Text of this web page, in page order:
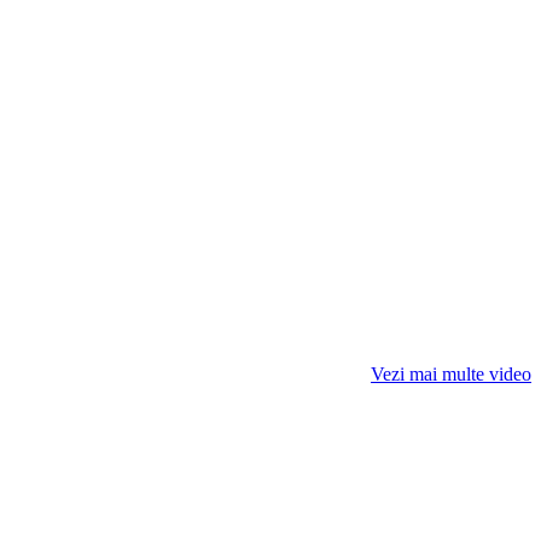
Vezi mai multe video